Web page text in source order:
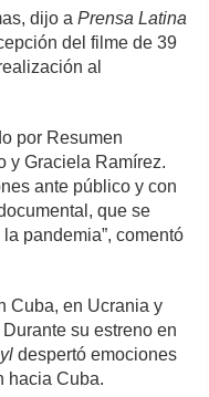
dijo aPrensa Latina
del filme de 39
al
por Resumen
y Graciela Ramírez.
ante público y con
que se
pandemia”, comentó
Cuba, en Ucrania y
su estreno en
despertó emociones
hacia Cuba.